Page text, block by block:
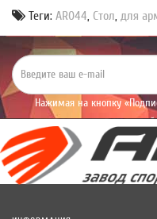
Теги: AR044, Стол, для
Нажимая на кнопку
уведомлений